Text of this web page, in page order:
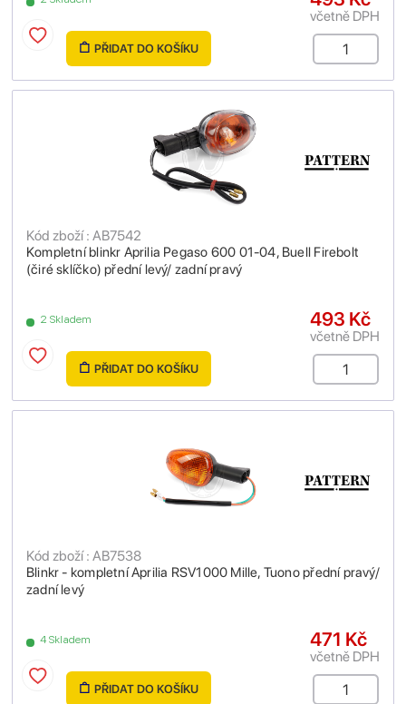
včetně DPH
PŘIDAT DO KOŠÍKU
Kompletní blinkr Aprilia Pegaso 600 01-04, Buell Firebolt
(čiré sklíčko) přední levý/ zadní pravý
Kód zboží : AB7542
2 Skladem 493 Kč
včetně DPH
PŘIDAT DO KOŠÍKU
Blinkr - kompletní Aprilia RSV1000 Mille, Tuono přední pravý/
zadní levý
Kód zboží : AB7538
4 Skladem 471 Kč
včetně DPH
PŘIDAT DO KOŠÍKU